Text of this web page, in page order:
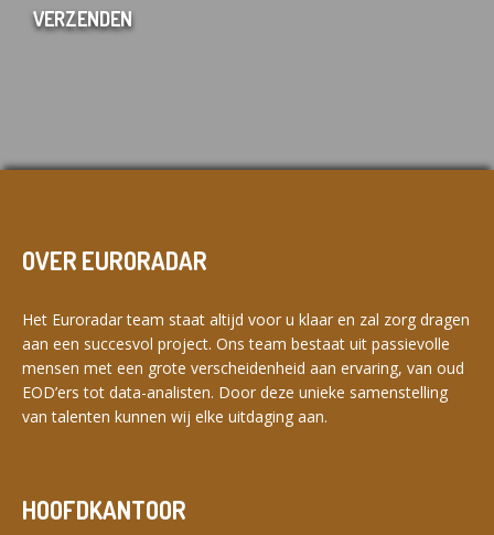
OVER EURORADAR
Het Euroradar team staat altijd voor u klaar en zal zorg dragen
aan een succesvol project. Ons team bestaat uit passievolle
mensen met een grote verscheidenheid aan ervaring, van oud
EOD’ers tot data-analisten. Door deze unieke samenstelling
van talenten kunnen wij elke uitdaging aan.
HOOFDKANTOOR